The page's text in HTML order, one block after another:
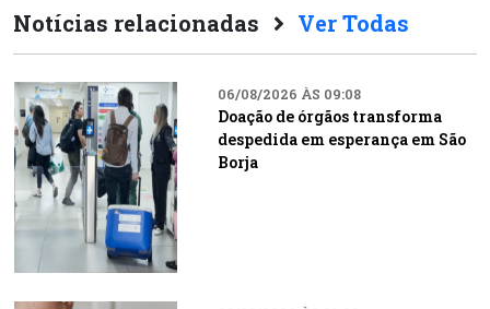
Notícias relacionadas Ver Todas
06/08/2026 ÀS 09:08
Doação de órgãos transforma
despedida em esperança em São
Borja